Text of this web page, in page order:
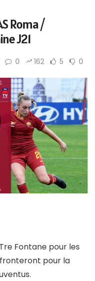
Roma /
J21
0 162 5 0
Fontane pour les
pour la